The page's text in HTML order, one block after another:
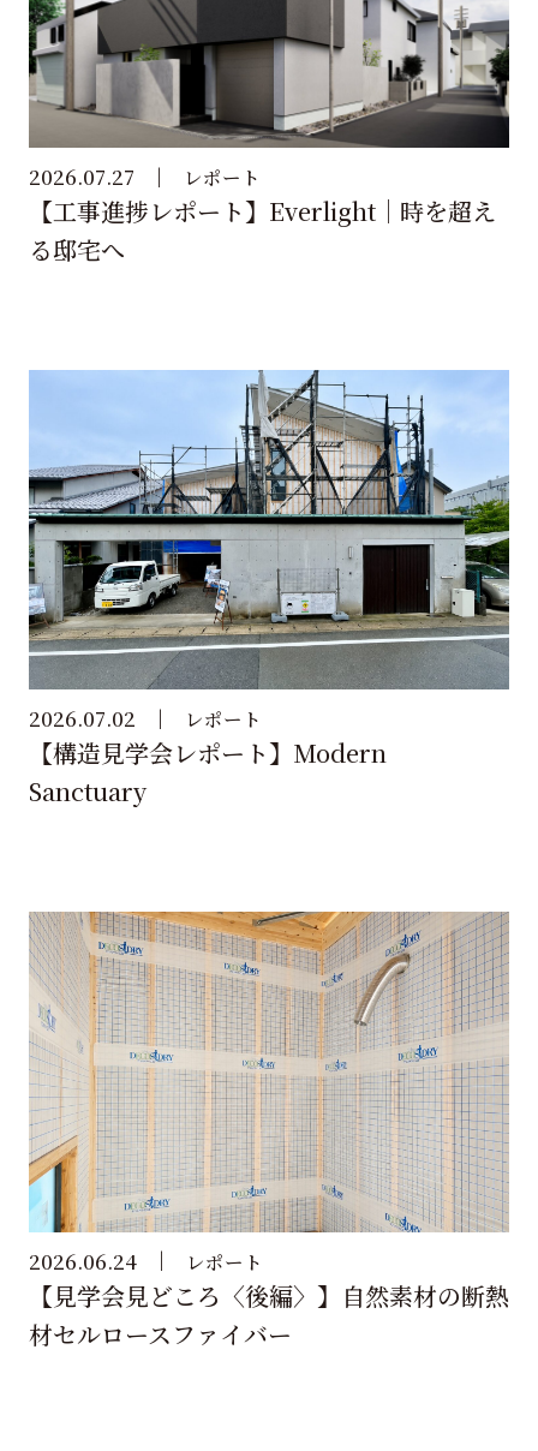
2026.07.27 レポート
【工事進捗レポート】Everlight｜時を超え
る邸宅へ
2026.07.02 レポート
【構造見学会レポート】Modern
Sanctuary
2026.06.24 レポート
【見学会見どころ〈後編〉】自然素材の断熱
材セルロースファイバー